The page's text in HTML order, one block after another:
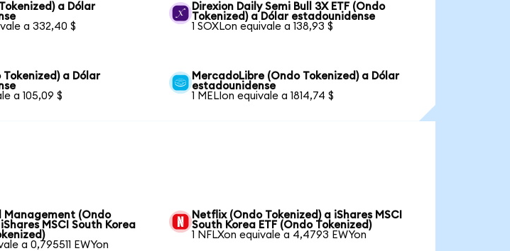
a Dólar
a 332,40 $
Direxion Daily Semi Bull 3X ETF (Ondo
Tokenized) a Dólar estadounidense
1 SOXLon equivale a 138,93 $
Tokenized) a Dólar
a 105,09 $
MercadoLibre (Ondo Tokenized) a Dólar
estadounidense
1 MELIon equivale a 1814,74 $
Management (Ondo
MSCI South Korea
a 0,795511 EWYon
Netflix (Ondo Tokenized) a iShares MSCI
South Korea ETF (Ondo Tokenized)
1 NFLXon equivale a 4,4793 EWYon